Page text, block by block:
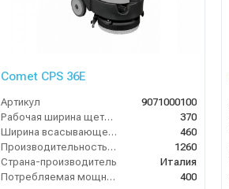
Comet CPS 36E
Артикул
9071000100
Рабочая ширина щеток (мм)
370
Ширина всасывающей балки (мм)
460
Производительность по площади (м2/ч)
1260
Страна-производитель
Италия
Потребляемая мощность (Вт)
400